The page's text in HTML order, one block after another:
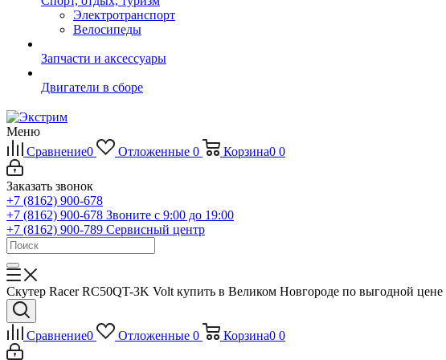
Электротранспорт
Велосипеды
Запчасти и аксессуары
Двигатели в сборе
Меню
Сравнение0 Отложенные 0 Корзина0 0
Заказать звонок
+7 (8162) 900-678
+7 (8162) 900-678 Звоните с 9:00 до 19:00
+7 (8162) 900-789 Сервисный центр
Скутер Racer RC50QT-3K Volt купить в Великом Новгороде по выгодной
Сравнение0 Отложенные 0 Корзина0 0